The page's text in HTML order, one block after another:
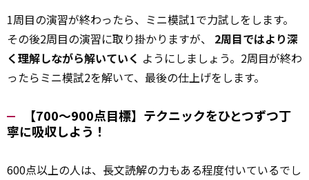
1周目の演習が終わったら、ミニ模試1で力試しをします。
その後2周目の演習に取り掛かりますが、 2周目ではより深
く理解しながら解いていく ようにしましょう。2周目が終わ
ったらミニ模試2を解いて、最後の仕上げをします。
【700～900点目標】テクニックをひとつずつ丁
寧に吸収しよう！
600点以上の人は、長文読解の力もある程度付いているでし